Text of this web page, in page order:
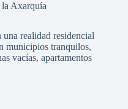
la Axarquía
realidad residencial
municipios tranquilos,
vacías, apartamentos